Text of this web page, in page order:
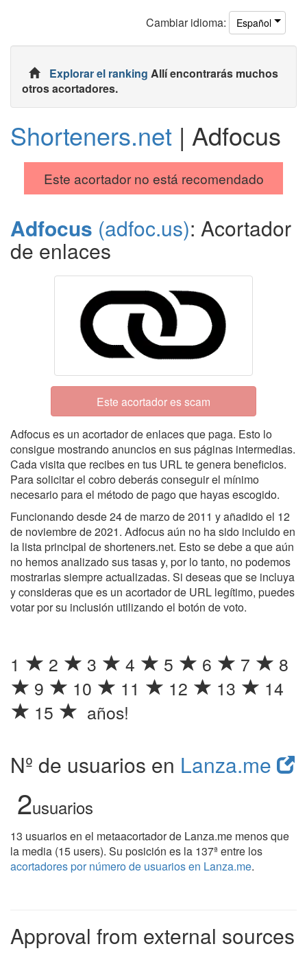
Cambiar idioma: Español
Explorar el ranking Allí encontrarás muchos
otros acortadores.
Shorteners.net | Adfocus
Este acortador no está recomendado
Adfocus (adfoc.us): Acortador
de enlaces
Este acortador es scam
Adfocus es un acortador de enlaces que paga. Esto lo
consigue mostrando anuncios en sus páginas intermedias.
Cada visita que recibes en tus URL te genera beneficios.
Para solicitar el cobro deberás conseguir el mínimo
necesario para el método de pago que hayas escogido.
Funcionando desde 24 de marzo de 2011 y añadido el 12
de noviembre de 2021. Adfocus aún no ha sido incluido en
la lista principal de shorteners.net. Esto se debe a que aún
no hemos analizado sus tasas y, por lo tanto, no podemos
mostrarlas siempre actualizadas. Si deseas que se incluya
y consideras que es un acortador de URL legítimo, puedes
votar por su inclusión utilizando el botón de voto.
1 2 3 4 5 6 7
8
9
10 11 12 13
14
15
años!
Nº de usuarios en Lanza.me
2usuarios
13 usuarios en el metaacortador de Lanza.me menos que
la media (15 users). Su posición es la 137ª entre los
acortadores por número de usuarios en Lanza.me.
Approval from external sources